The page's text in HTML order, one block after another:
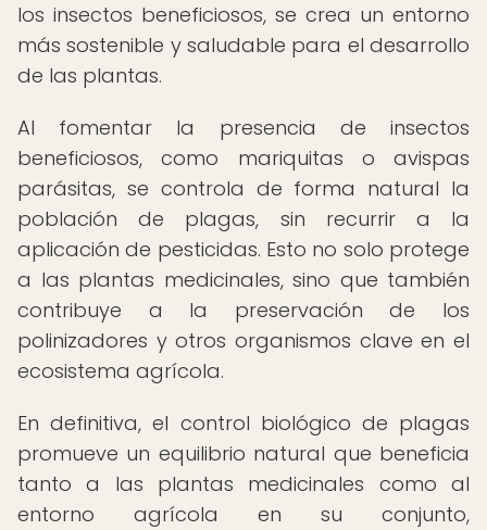
los insectos beneficiosos, se crea un entorno
más sostenible y saludable para el desarrollo
de las plantas.
Al fomentar la presencia de insectos
beneficiosos, como mariquitas o avispas
parásitas, se controla de forma natural la
población de plagas, sin recurrir a la
aplicación de pesticidas. Esto no solo protege
a las plantas medicinales, sino que también
contribuye a la preservación de los
polinizadores y otros organismos clave en el
ecosistema agrícola.
En definitiva, el control biológico de plagas
promueve un equilibrio natural que beneficia
tanto a las plantas medicinales como al
entorno agrícola en su conjunto,